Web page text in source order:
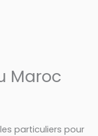
Maroc
particuliers pour